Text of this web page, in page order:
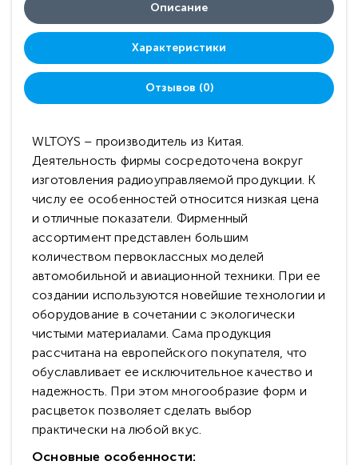
Описание
Характеристики
Отзывов (0)
WLTOYS – производитель из Китая.
Деятельность фирмы сосредоточена вокруг
изготовления радиоуправляемой продукции. К
числу ее особенностей относится низкая цена
и отличные показатели. Фирменный
ассортимент представлен большим
количеством первоклассных моделей
автомобильной и авиационной техники. При ее
создании используются новейшие технологии и
оборудование в сочетании с экологически
чистыми материалами. Сама продукция
рассчитана на европейского покупателя, что
обуславливает ее исключительное качество и
надежность. При этом многообразие форм и
расцветок позволяет сделать выбор
практически на любой вкус.
Основные особенности: